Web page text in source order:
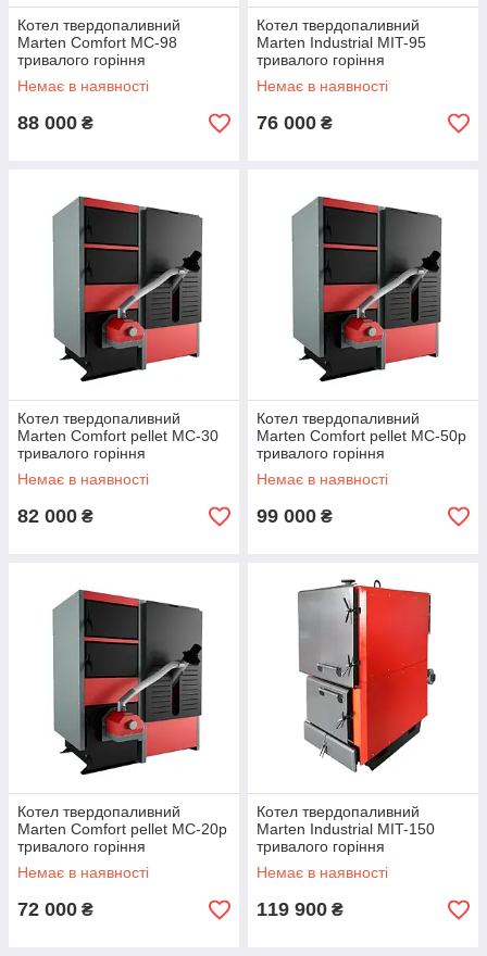
Котел твердопаливний
Marten Comfort MC-98
тривалого горіння
Немає в наявності
88 000 ₴
Котел твердопаливний
Marten Industrial MIT-95
тривалого горіння
Немає в наявності
76 000 ₴
Котел твердопаливний
Marten Comfort pellet MC-30
тривалого горіння
Немає в наявності
82 000 ₴
Котел твердопаливний
Marten Comfort pellet MC-50p
тривалого горіння
Немає в наявності
99 000 ₴
Котел твердопаливний
Marten Comfort pellet MC-20p
тривалого горіння
Немає в наявності
72 000 ₴
Котел твердопаливний
Marten Industrial MIT-150
тривалого горіння
Немає в наявності
119 900 ₴